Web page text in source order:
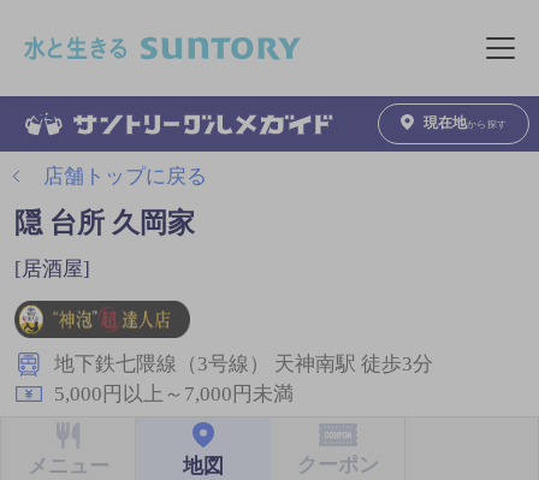
メニュ
現在地から探す
店舗トップに戻る
隠 台所 久岡家
[居酒屋]
地下鉄七隈線（3号線） 天神南駅 徒歩3分
5,000円以上～7,000円未満
メニュー 地図 クーポン